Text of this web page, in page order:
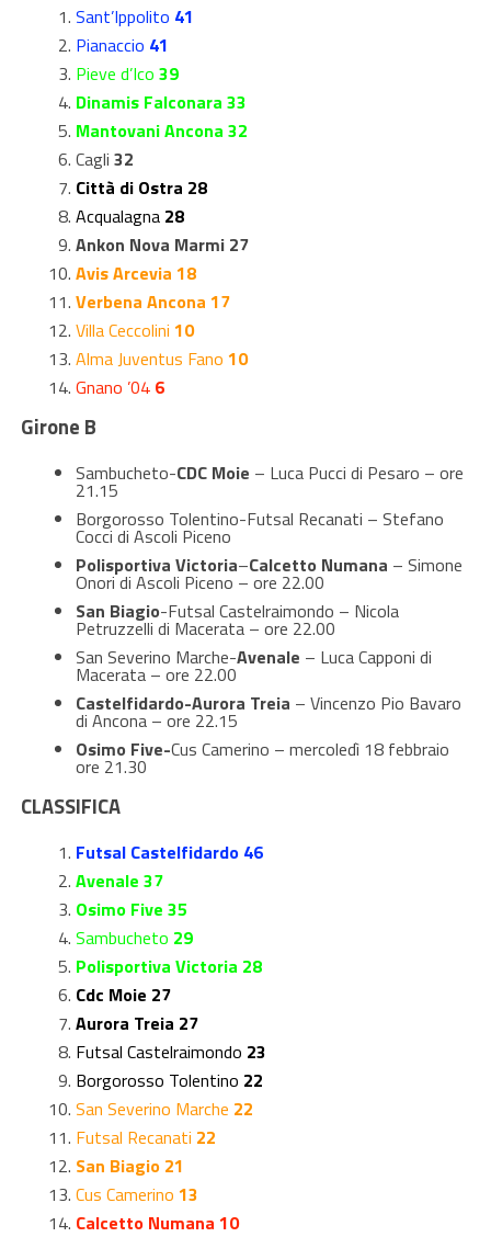
Sant’Ippolito 41
Pianaccio 41
Pieve d’Ico 39
Dinamis Falconara 33
Mantovani Ancona 32
Cagli 32
Città di Ostra 28
Acqualagna 28
Ankon Nova Marmi 27
Avis Arcevia 18
Verbena Ancona 17
Villa Ceccolini 10
Alma Juventus Fano 10
Gnano ’04 6
Girone B
Sambucheto-CDC Moie – Luca Pucci di Pesaro – ore
21.15
Borgorosso Tolentino-Futsal Recanati – Stefano
Cocci di Ascoli Piceno
Polisportiva Victoria–Calcetto Numana – Simone
Onori di Ascoli Piceno – ore 22.00
San Biagio-Futsal Castelraimondo – Nicola
Petruzzelli di Macerata – ore 22.00
San Severino Marche-Avenale – Luca Capponi di
Macerata – ore 22.00
Castelfidardo-Aurora Treia – Vincenzo Pio Bavaro
di Ancona – ore 22.15
Osimo Five-Cus Camerino – mercoledì 18 febbraio
ore 21.30
CLASSIFICA
Futsal Castelfidardo 46
Avenale 37
Osimo Five 35
Sambucheto 29
Polisportiva Victoria 28
Cdc Moie 27
Aurora Treia 27
Futsal Castelraimondo 23
Borgorosso Tolentino 22
San Severino Marche 22
Futsal Recanati 22
San Biagio 21
Cus Camerino 13
Calcetto Numana 10